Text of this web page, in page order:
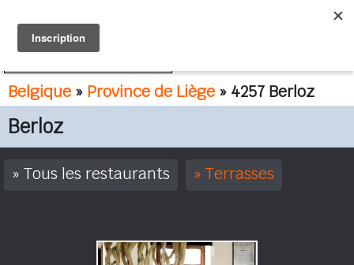
Belgique » Province de Liège » 4257 Berloz
Berloz
Tous les restaurants Terrasses